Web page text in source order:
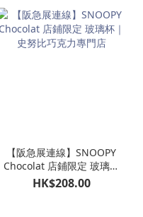
【阪急展連線】SNOOPY
Chocolat 店鋪限定 玻璃杯
｜史努比巧克力專門店
HK$208.00